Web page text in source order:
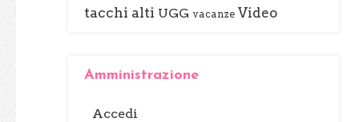
tacchi alti UGG vacanze Video
Amministrazione
Accedi